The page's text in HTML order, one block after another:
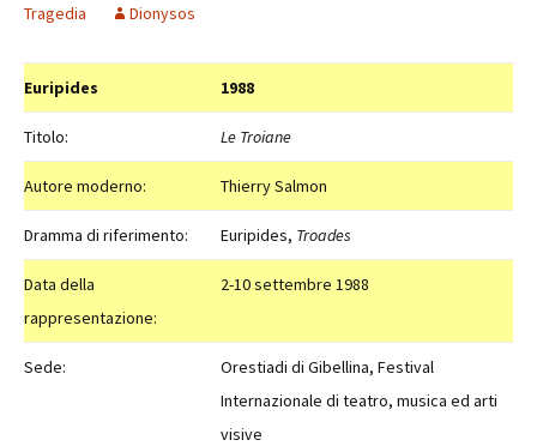
Tragedia
Dionysos
Euripides 1988
Titolo: Le Troiane
Autore moderno: Thierry Salmon
Dramma di riferimento: Euripides, Troades
Data della
rappresentazione:
2-10 settembre 1988
Sede:
Orestiadi di Gibellina, Festival
Internazionale di teatro, musica ed arti
visive